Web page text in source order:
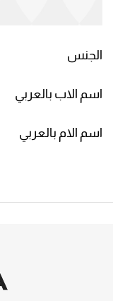
الجنس
اسم الاب بالعربي
اسم الام بالعربي